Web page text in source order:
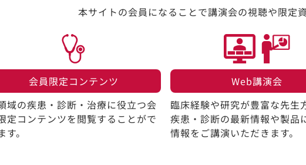
本サイトの会員になることで講演会の視聴や限定
会員限定コンテンツ​
域の疾患・診断・治療に役立つ会
定コンテンツを閲覧することがで
す。​
Web講演会​
臨床経験や研究が豊富な先生
疾患・診断の最新情報や製品
情報をご講演いただきます。